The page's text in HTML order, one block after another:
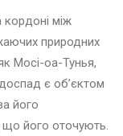
між
природних
Мосі-оа-Тунья,
є об’єктом
його
що його оточують.